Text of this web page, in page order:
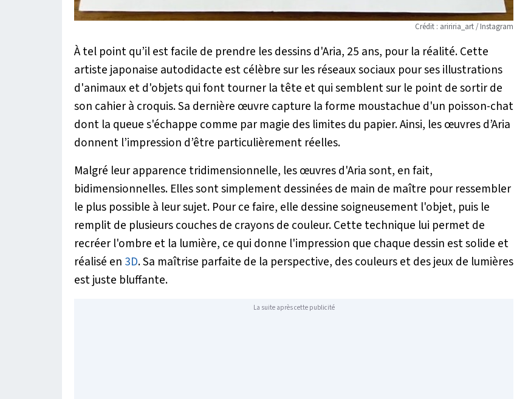
Crédit : aririria_art / Instagram
À tel point qu’il est facile de prendre les dessins d'Aria, 25 ans, pour la réalité. Cette
artiste japonaise autodidacte est célèbre sur les réseaux sociaux pour ses illustrations
d'animaux et d'objets qui font tourner la tête et qui semblent sur le point de sortir de
son cahier à croquis. Sa dernière œuvre capture la forme moustachue d'un poisson-chat
dont la queue s'échappe comme par magie des limites du papier. Ainsi, les œuvres d’Aria
donnent l’impression d’être particulièrement réelles.
Malgré leur apparence tridimensionnelle, les œuvres d'Aria sont, en fait,
bidimensionnelles. Elles sont simplement dessinées de main de maître pour ressembler
le plus possible à leur sujet. Pour ce faire, elle dessine soigneusement l'objet, puis le
remplit de plusieurs couches de crayons de couleur. Cette technique lui permet de
recréer l'ombre et la lumière, ce qui donne l'impression que chaque dessin est solide et
réalisé en 3D. Sa maîtrise parfaite de la perspective, des couleurs et des jeux de lumières
est juste bluffante.
La suite après cette publicité